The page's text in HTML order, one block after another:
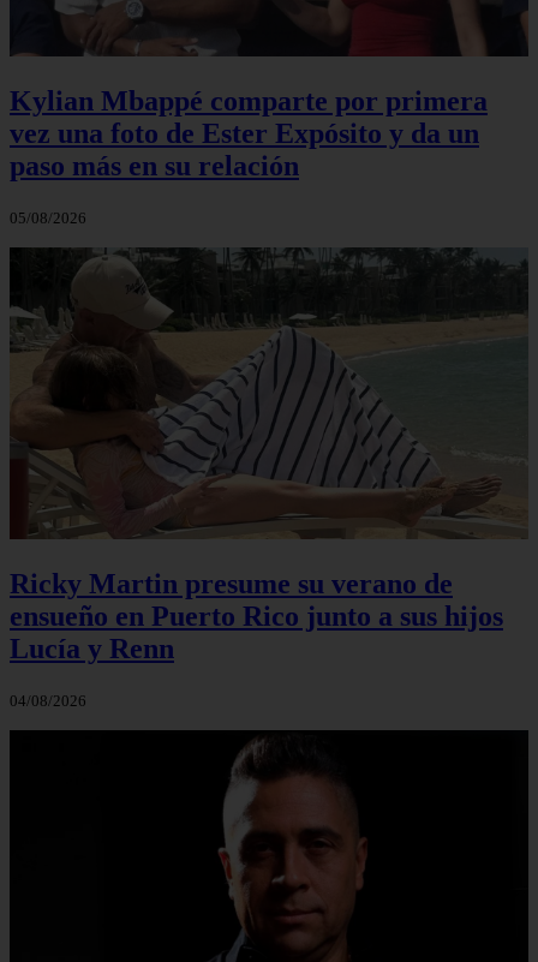
Kylian Mbappé comparte por primera
vez una foto de Ester Expósito y da un
paso más en su relación
05/08/2026
Ricky Martin presume su verano de
ensueño en Puerto Rico junto a sus hijos
Lucía y Renn
04/08/2026